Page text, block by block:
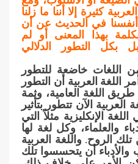
كثيرة إلا أننا ما زلنا
في الحديث عن أن
بهذا المعنى أو لم
بكل التطور الدلالي
اللغات خاضعة للتطور
اللغة العربية أن التطور
اللغة العامية، وثمة
الآن تتطور بتأثير
الإنكليزية مثلاً التي
والعلماء، وكل لغة لها
الروح. واللغة العربية
أن يتحسسوا تلك